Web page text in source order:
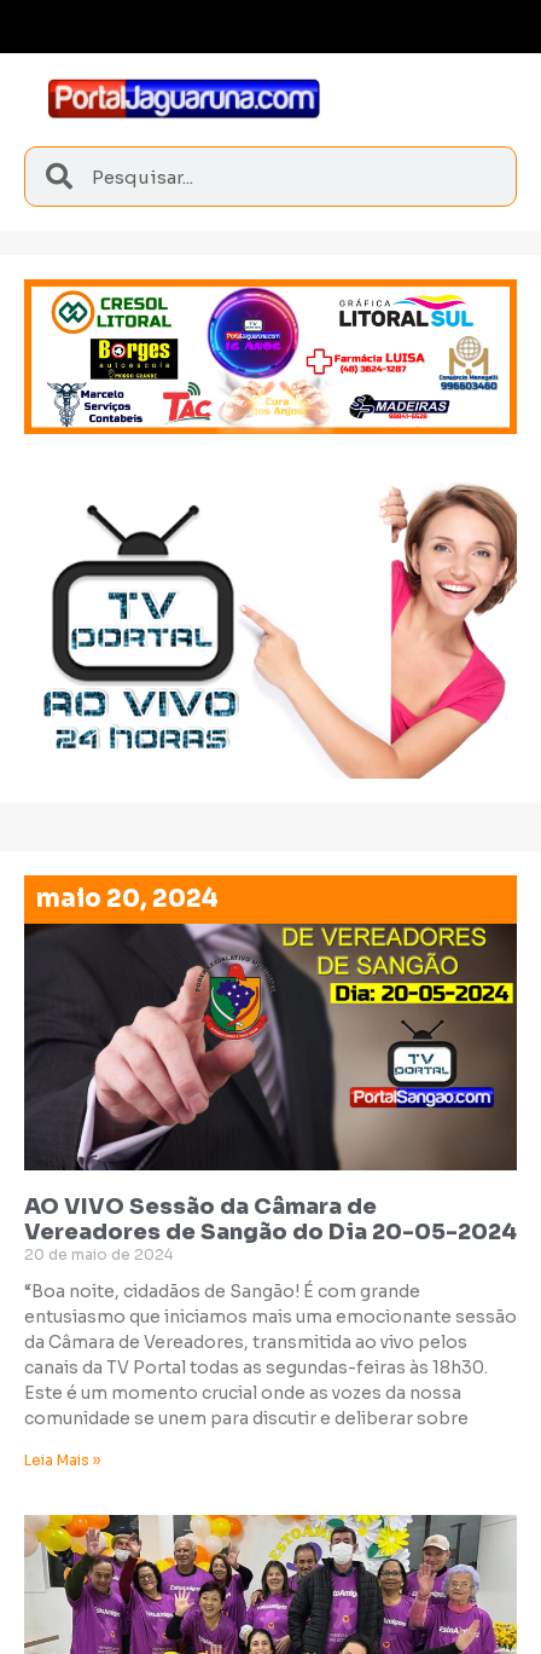
maio 20, 2024
AO VIVO Sessão da Câmara de
Vereadores de Sangão do Dia 20-05-2024
20 de maio de 2024
“Boa noite, cidadãos de Sangão! É com grande
entusiasmo que iniciamos mais uma emocionante sessão
da Câmara de Vereadores, transmitida ao vivo pelos
canais da TV Portal todas as segundas-feiras às 18h30.
Este é um momento crucial onde as vozes da nossa
comunidade se unem para discutir e deliberar sobre
Leia Mais »